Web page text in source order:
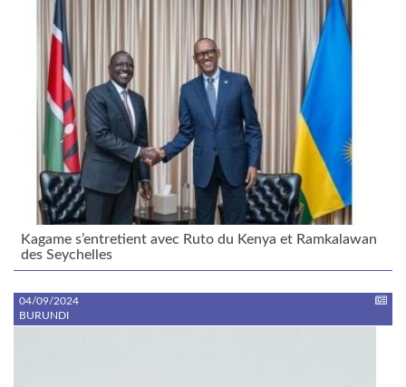
Kagame s’entretient avec Ruto du Kenya et Ramkalawan
des Seychelles
04/09/2024
BURUNDI